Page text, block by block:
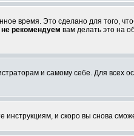
время. Это сделано для того,
не рекомендуем вам делать это на
и самому себе. Для всех
инструкциям, и скоро вы снова